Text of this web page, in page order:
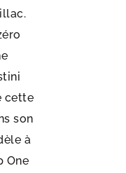
cette
son
à
One